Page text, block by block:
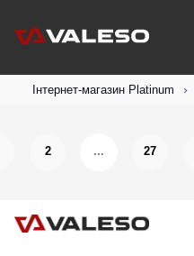
Інтернет-магазин Platinum
2 ... 27